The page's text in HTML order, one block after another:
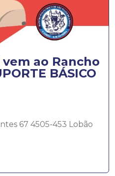
vem ao Rancho
BÁSICO
67 4505-453 Lobão